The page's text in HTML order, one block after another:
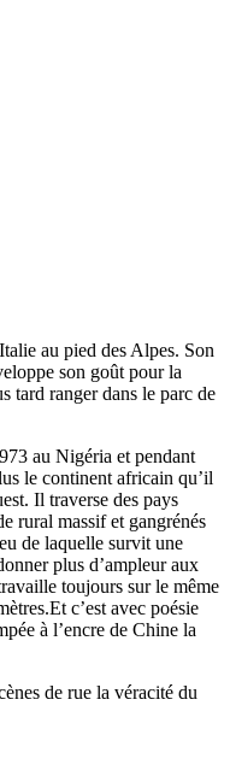
au pied des Alpes. Son
son goût pour la
tard ranger dans le parc de
au Nigéria et pendant
le continent africain qu’il
Il traverse des pays
rural massif et gangrénés
de laquelle survit une
plus d’ampleur aux
toujours sur le même
c’est avec poésie
à l’encre de Chine la
de rue la véracité du